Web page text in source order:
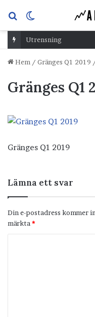
Sök
efterskin
Utrensning
Hem / Gränges Q1 2019
Gränges Q1
Gränges Q1 2019
Lämna ett svar
Din e-postadress kommer
märkta *